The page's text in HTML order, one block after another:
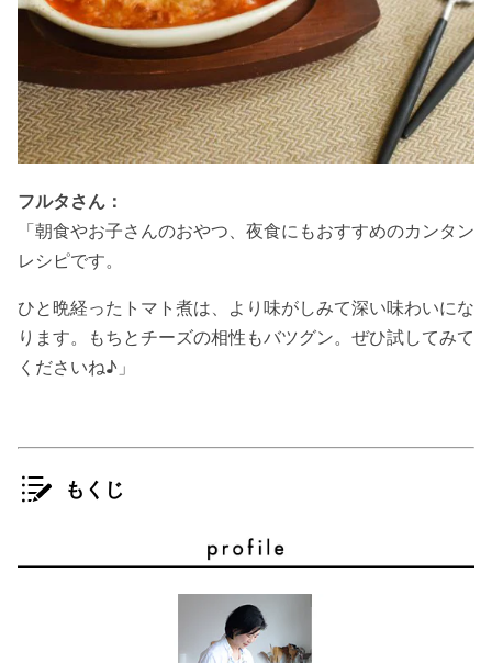
フルタさん：
「朝食やお子さんのおやつ、夜食にもおすすめのカンタン
レシピです。
ひと晩経ったトマト煮は、より味がしみて深い味わいにな
ります。もちとチーズの相性もバツグン。ぜひ試してみて
くださいね♪」
もくじ